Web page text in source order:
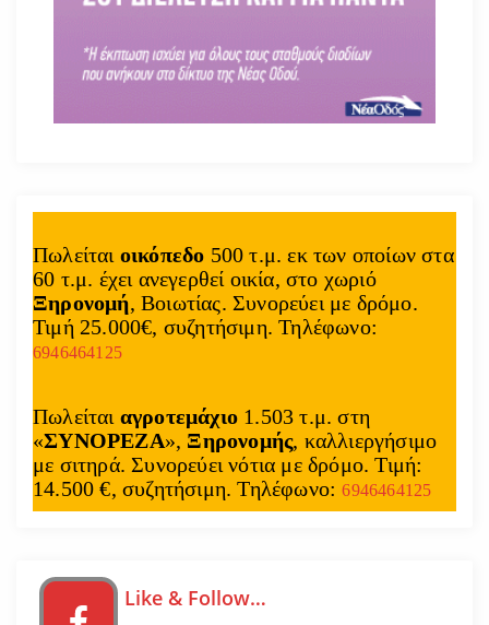
Πωλείται οικόπεδο 500 τ.μ. εκ των οποίων στα
60 τ.μ. έχει ανεγερθεί οικία, στο χωριό
Ξηρονομή, Βοιωτίας. Συνορεύει με δρόμο.
Τιμή 25.000€, συζητήσιμη. Τηλέφωνο:
6946464125
Πωλείται αγροτεμάχιο 1.503 τ.μ. στη
«ΣΥΝΟΡΕΖΑ», Ξηρονομής, καλλιεργήσιμο
με σιτηρά. Συνορεύει νότια με δρόμο. Τιμή:
14.500 €, συζητήσιμη. Τηλέφωνο:6946464125
Like & Follow…